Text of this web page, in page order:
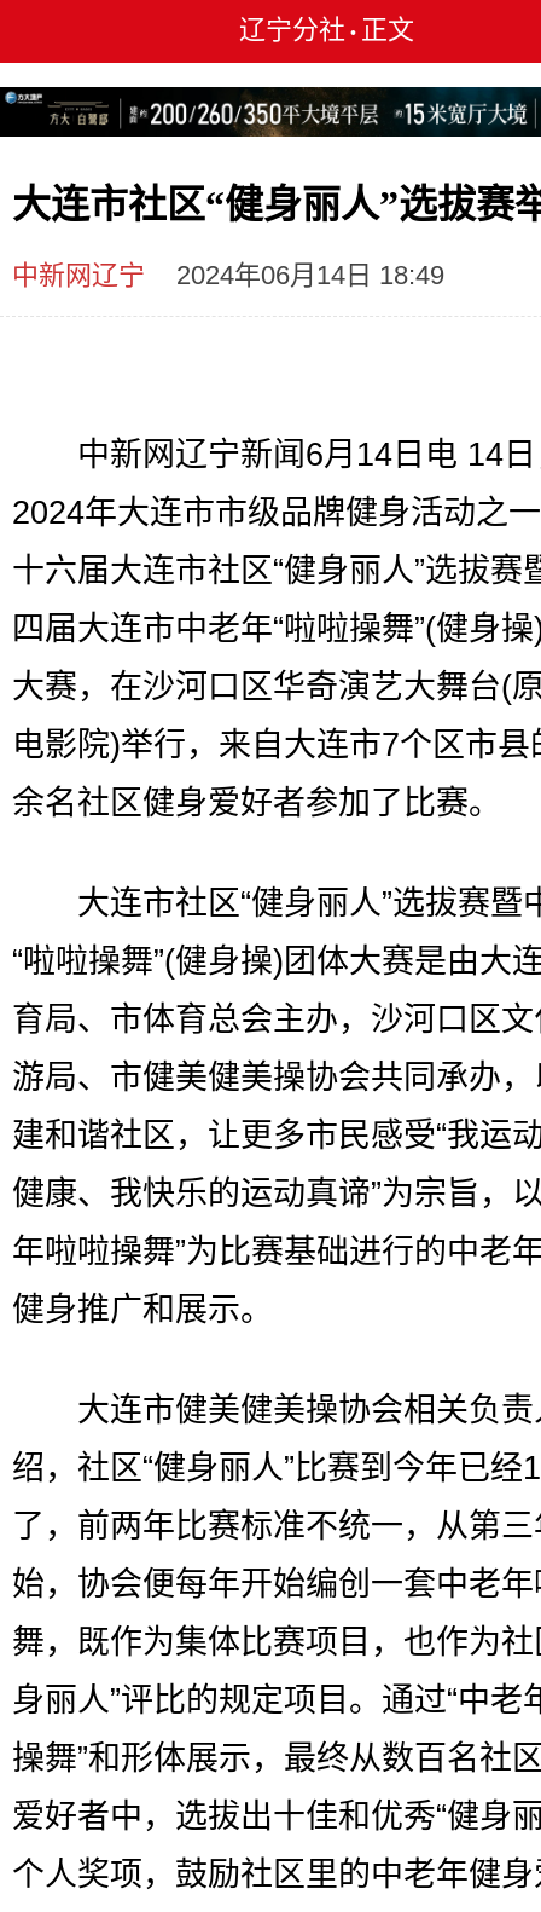
辽宁分社 • 正文
大连市社区“健身丽人”选拔赛
中新网辽宁 2024年06月14日 18:49
中新网辽宁新闻6月14日电 14日
2024年大连市市级品牌健身活动
十六届大连市社区“健身丽人”选拔赛
四届大连市中老年“啦啦操舞”(健身
大赛，在沙河口区华奇演艺大舞台(
电影院)举行，来自大连市7个区市县
余名社区健身爱好者参加了比赛。
大连市社区“健身丽人”选拔赛暨
“啦啦操舞”(健身操)团体大赛是由大
育局、市体育总会主办，沙河口区
游局、市健美健美操协会共同承办，
建和谐社区，让更多市民感受“我运
健康、我快乐的运动真谛”为宗旨，
年啦啦操舞”为比赛基础进行的中老
健身推广和展示。
大连市健美健美操协会相关负责
绍，社区“健身丽人”比赛到今年已经
了，前两年比赛标准不统一，从第
始，协会便每年开始编创一套中老
舞，既作为集体比赛项目，也作为社
身丽人”评比的规定项目。通过“中老
操舞”和形体展示，最终从数百名社
爱好者中，选拔出十佳和优秀“健身
个人奖项，鼓励社区里的中老年健